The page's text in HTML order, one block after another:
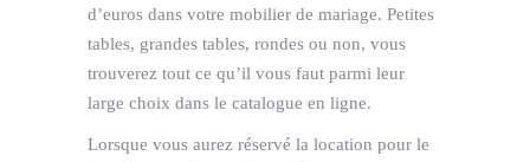
d’euros dans votre mobilier de mariage. Petites
tables, grandes tables, rondes ou non, vous
trouverez tout ce qu’il vous faut parmi leur
large choix dans le catalogue en ligne.
Lorsque vous aurez réservé la location pour le